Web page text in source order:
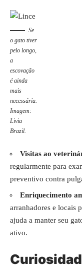
Se
o gato tiver
pelo longo,
a
escovação
é ainda
mais
necessária.
Imagem:
Livia
Brazil.
Visitas ao
regularmente para
preventivo contra
Enriquecimento
arranhadores e locais
ajuda a manter seu
ativo.